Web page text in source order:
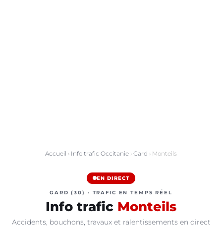
Accueil › Info trafic Occitanie › Gard › Monteils
EN DIRECT
GARD (30) · TRAFIC EN TEMPS RÉEL
Info trafic Monteils
Accidents, bouchons, travaux et ralentissements en direct